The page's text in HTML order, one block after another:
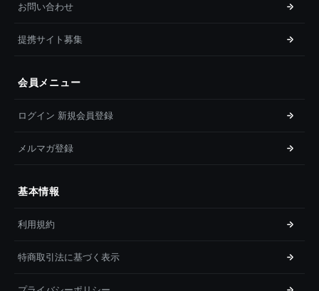
お問い合わせ
提携サイト募集
会員メニュー
ログイン 新規会員登録
メルマガ登録
基本情報
利用規約
特商取引法に基づく表示